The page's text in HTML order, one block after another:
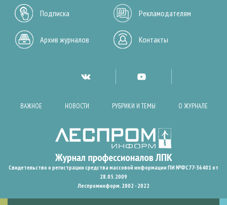
Подписка Рекламодателям
Архив журналов Контакты
ВАЖНОЕ НОВОСТИ РУБРИКИ И ТЕМЫ О ЖУРНАЛЕ
Свидетельство о регистрации средства массовой информации ПИ №ФС77-36401 от
28.05.2009
Леспроминформ. 2002 - 2022